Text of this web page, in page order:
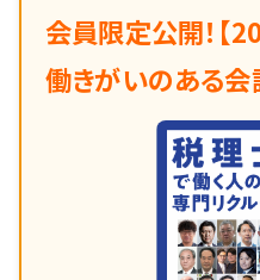
会員限定公開！【
働きがいのある